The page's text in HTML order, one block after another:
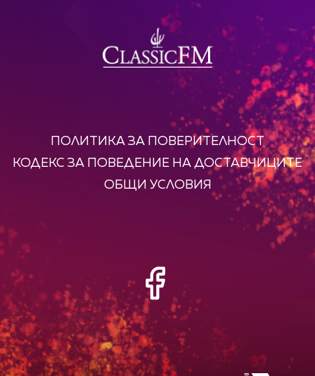
ПОЛИТИКА ЗА ПОВЕРИТЕЛНОСТ
КОДЕКС ЗА ПОВЕДЕНИЕ НА ДОСТАВЧИЦИТЕ
ОБЩИ УСЛОВИЯ